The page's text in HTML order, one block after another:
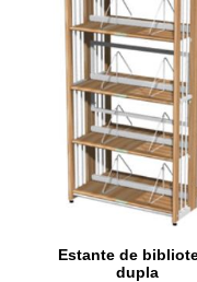
Estante de
dupla